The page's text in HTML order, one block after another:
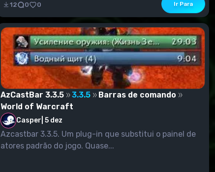
12 0 0 Ir Para
AzCastBar 3.3.5 3.3.5
Barras de comando
World of Warcraft
Casper 5 dez
Azcastbar 3.3.5. Um plug-in que substitui o painel de
atores padrão do jogo. Quase...